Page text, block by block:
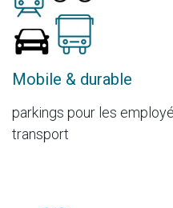
Mobile & durable
parkings pour les
transport